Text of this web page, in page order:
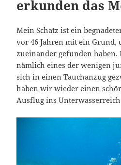
erkunden das
Mein Schatz ist ein
vor 46 Jahren mit ein Grund,
zueinander gefunden haben.
nämlich eines der wenigen
sich in einen Tauchanzug
haben wir wieder einen
Ausflug ins